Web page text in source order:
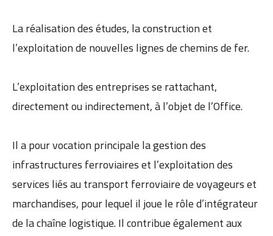
La réalisation des études, la construction et
l’exploitation de nouvelles lignes de chemins de fer.
L’exploitation des entreprises se rattachant,
directement ou indirectement, à l’objet de l’Office.
Il a pour vocation principale la gestion des
infrastructures ferroviaires et l’exploitation des
services liés au transport ferroviaire de voyageurs et
marchandises, pour lequel il joue le rôle d’intégrateur
de la chaîne logistique. Il contribue également aux